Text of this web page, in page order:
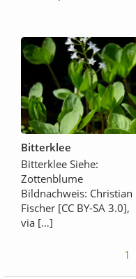
Bitterklee
Bitterklee Siehe:
Zottenblume
Bildnachweis: Christian
Fischer [CC BY-SA 3.0],
via […]
1